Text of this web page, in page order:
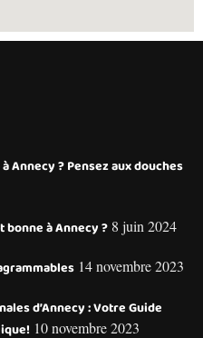
Annecy ? Pensez aux douches
bonne à Annecy ? 8 juin 2024
14 novembre 2023
d’Annecy : Votre Guide
10 novembre 2023